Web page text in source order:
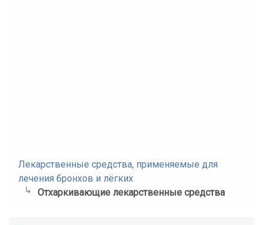
Лекарственные средства, применяемые для
лечения бронхов и лёгких
Отхаркивающие лекарственные средства